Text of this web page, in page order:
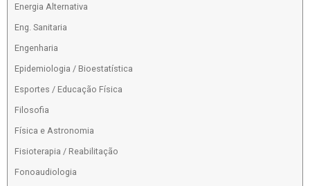
Energia Alternativa
Eng. Sanitaria
Engenharia
Epidemiologia / Bioestatística
Esportes / Educação Física
Filosofia
Física e Astronomia
Fisioterapia / Reabilitação
Fonoaudiologia